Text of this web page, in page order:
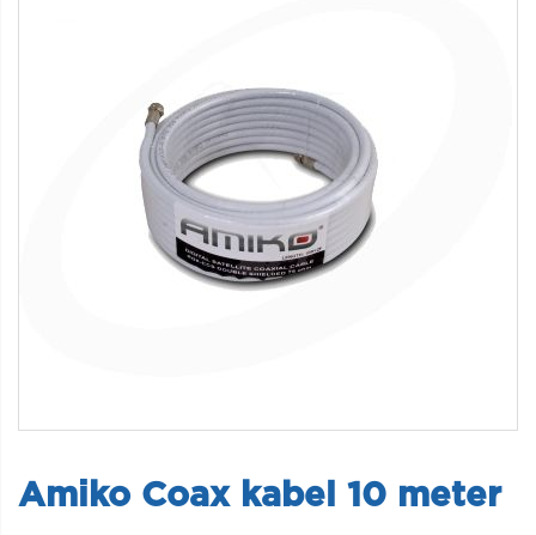
Amiko Coax kabel 10 meter